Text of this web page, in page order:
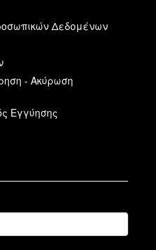
Δεδομένων
- Ακύρωση
Εγγύησης